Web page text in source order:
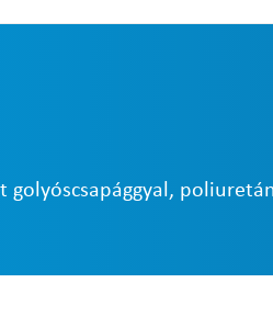
golyóscsapággyal,